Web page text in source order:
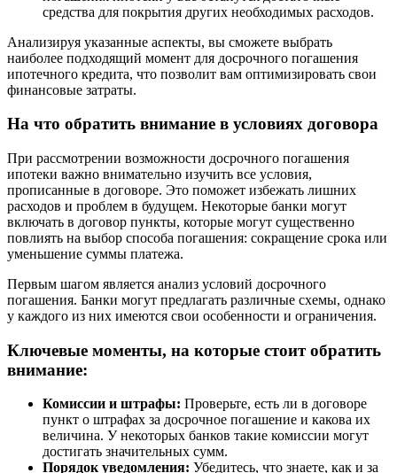
средства для покрытия других необходимых расходов.
Анализируя указанные аспекты, вы сможете выбрать
наиболее подходящий момент для досрочного погашения
ипотечного кредита, что позволит вам оптимизировать свои
финансовые затраты.
На что обратить внимание в условиях договора
При рассмотрении возможности досрочного погашения
ипотеки важно внимательно изучить все условия,
прописанные в договоре. Это поможет избежать лишних
расходов и проблем в будущем. Некоторые банки могут
включать в договор пункты, которые могут существенно
повлиять на выбор способа погашения: сокращение срока или
уменьшение суммы платежа.
Первым шагом является анализ условий досрочного
погашения. Банки могут предлагать различные схемы, однако
у каждого из них имеются свои особенности и ограничения.
Ключевые моменты, на которые стоит обратить
внимание:
Комиссии и штрафы: Проверьте, есть ли в договоре
пункт о штрафах за досрочное погашение и какова их
величина. У некоторых банков такие комиссии могут
достигать значительных сумм.
Порядок уведомления: Убедитесь, что знаете, как и за